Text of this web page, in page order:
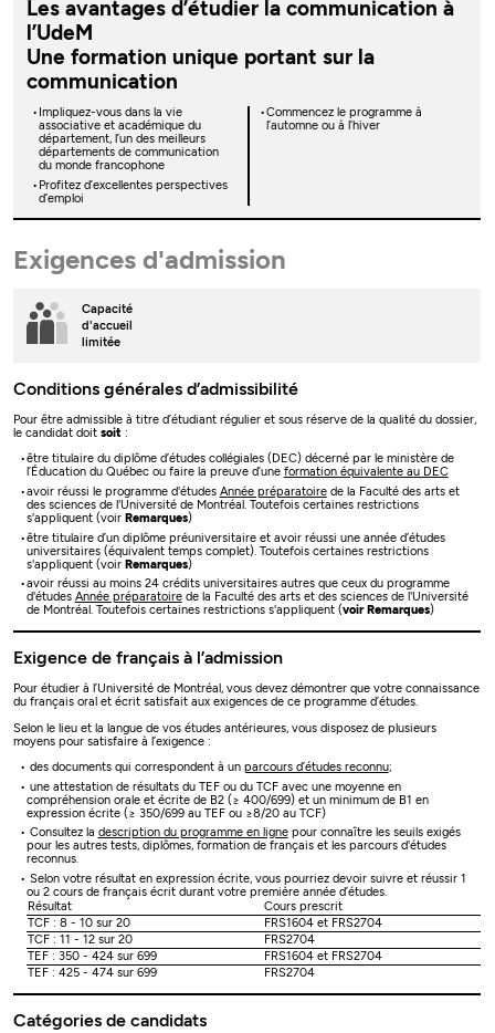
Les avantages d’étudier la communication à
l’UdeM
Une formation unique portant sur la
communication
Impliquez-vous dans la vie
associative et académique du
département, l’un des meilleurs
départements de communication
du monde francophone
Commencez le programme à
l’automne ou à l’hiver
Profitez d’excellentes perspectives
d’emploi
Exigences d'admission
Capacité
d'accueil
limitée
Conditions générales d’admissibilité
Pour être admissible à titre d’étudiant régulier et sous réserve de la qualité du dossier,
le candidat doitsoit :
être titulaire du diplôme d’études collégiales (DEC) décerné par le ministère de
l’Éducation du Québec ou faire la preuve d’une formation équivalente au DEC
avoir réussi le programme d'études Année préparatoirede la Faculté des arts et
des sciences de l'Université de Montréal. Toutefois certaines restrictions
s'appliquent (voir Remarques)
être titulaire d’un diplôme préuniversitaire et avoir réussi une année d’études
universitaires (équivalent temps complet). Toutefois certaines restrictions
s'appliquent (voir Remarques)
avoir réussi au moins 24 crédits universitaires autres que ceux du programme
d'études Année préparatoirede la Faculté des arts et des sciences de l'Université
de Montréal. Toutefois certaines restrictions s'appliquent (voir Remarques)
Exigence de français à l’admission
Pour étudier à l’Université de Montréal, vous devez démontrer que votre connaissance
du français oral et écrit satisfait aux exigences de ce programme d’études.
Selon le lieu et la langue de vos études antérieures, vous disposez de plusieurs
moyens pour satisfaire à l’exigence :
des documents qui correspondent à un parcours d’études reconnu;
une attestation de résultats du TEF ou du TCF avec une moyenne en
compréhension orale et écrite de B2 (≥ 400/699) et un minimum de B1 en
expression écrite (≥ 350/699 au TEF ou ≥8/20 au TCF)
Consultez la description du programme en lignepour connaître les seuils exigés
pour les autres tests, diplômes, formation de français et les parcours d'études
reconnus.
Selon votre résultat en expression écrite, vous pourriez devoir suivre et réussir 1
ou 2 cours de français écrit durant votre première année d’études.
Résultat
Cours prescrit
TCF : 8 - 10 sur 20
FRS1604 et FRS2704
TCF : 11 - 12 sur 20
FRS2704
TEF : 350 - 424 sur 699
FRS1604 et FRS2704
TEF : 425 - 474 sur 699
FRS2704
Catégories de candidats